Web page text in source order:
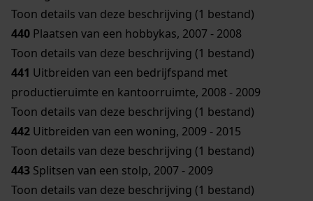
Toon details van deze beschrijving (1 bestand)
440 Plaatsen van een hobbykas, 2007 - 2008
Toon details van deze beschrijving (1 bestand)
441 Uitbreiden van een bedrijfspand met
productieruimte en kantoorruimte, 2008 - 2009
Toon details van deze beschrijving (1 bestand)
442 Uitbreiden van een woning, 2009 - 2015
Toon details van deze beschrijving (1 bestand)
443 Splitsen van een stolp, 2007 - 2009
Toon details van deze beschrijving (1 bestand)